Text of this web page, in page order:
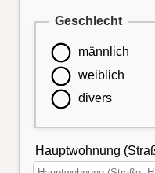
Geschlecht
männlich
weiblich
divers
Hauptwohnung